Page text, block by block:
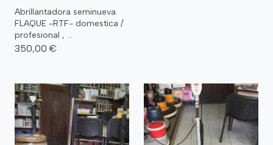
Abrillantadora seminueva
FLAQUE -RTF- domestica /
profesional , ...
350,00 €